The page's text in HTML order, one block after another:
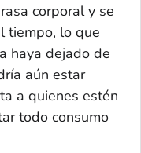
corporal y se
tiempo, lo que
haya dejado de
aún estar
a quienes estén
todo consumo